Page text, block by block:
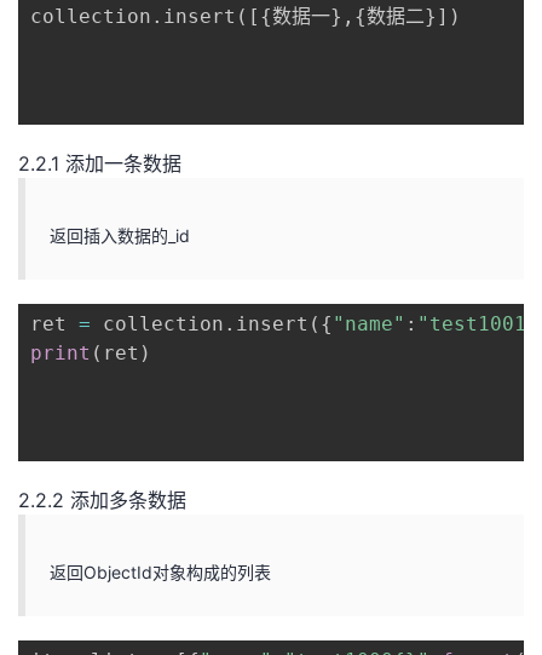
collection . insert ( [ {数据一} , {数据二} ] )
2.2.1 添加一条数据
返回插入数据的_id
ret = collection . insert ( { "name" :
print ( ret )
2.2.2 添加多条数据
返回ObjectId对象构成的列表